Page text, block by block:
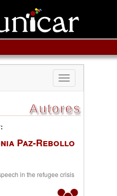
Toggle
navigation
Autores
Paz-Rebollo
in the refugee crisis